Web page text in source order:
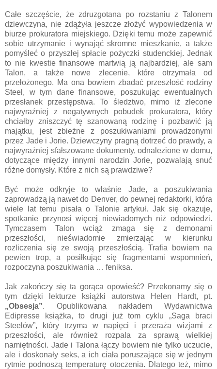
Całe szczęście, że zdruzgotana po rozstaniu z Talonem
dziewczyna, nie zdążyła jeszcze złożyć wypowiedzenia w
biurze prokuratora miejskiego. Dzięki temu może zapewnić
sobie utrzymanie i wynająć skromne mieszkanie, a także
pomyśleć o przyszłej spłacie pożyczki studenckiej. Jednak
to nie kwestie finansowe martwią ją najbardziej, ale sam
Talon, a także nowe zlecenie, które otrzymała od
przełożonego. Ma ona bowiem zbadać przeszłość rodziny
Steel, w tym dane finansowe, poszukując ewentualnych
przesłanek przestępstwa. To śledztwo, mimo iż zlecone
najwyraźniej z negatywnych pobudek prokuratora, który
chciałby zniszczyć tę szanowaną rodzinę i pozbawić ją
majątku, jest zbieżne z poszukiwaniami prowadzonymi
przez Jade i Jorie. Dziewczyny pragną dotrzeć do prawdy, a
najwyraźniej sfałszowane dokumenty, odnalezione w domu,
dotyczące między innymi narodzin Jorie, pozwalają snuć
różne domysły. Które z nich są prawdziwe?
Być może odkryje to właśnie Jade, a poszukiwania
zaprowadzą ją nawet do Denver, do pewnej redaktorki, która
wiele lat temu pisała o Talonie artykuł. Jak się okazuje,
spotkanie przynosi więcej niewiadomych niż odpowiedzi.
Tymczasem Talon wciąż zmaga się z demonami
przeszłości, nieświadomie zmierzając w kierunku
rozliczenia się ze swoją przeszłością. Trafia bowiem na
pewien trop, a posiłkując się fragmentami wspomnień,
rozpoczyna poszukiwania … feniksa.
Jak zakończy się ta gorąca opowieść? Przekonamy się o
tym dzięki lekturze książki autorstwa Helen Hardt, pt.
„Obsesja”. Opublikowana nakładem Wydawnictwa
Edipresse książka, to drugi już tom cyklu „Saga braci
Steelów”, który trzyma w napięci i przeraża wizjami z
przeszłości, ale również rozpala za sprawą wielkiej
namiętności. Jade i Talona łączy bowiem nie tylko uczucie,
ale i doskonały seks, a ich ciała poruszające się w jednym
rytmie podnoszą temperaturę otoczenia. Dlatego też, mimo